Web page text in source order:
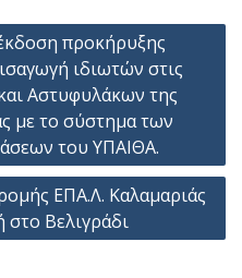
προκήρυξης
ιδιωτών στις
Αστυφυλάκων της
με το σύστημα των
του ΥΠΑΙΘΑ.
ΕΠΑ.Λ. Καλαμαριάς
στο Βελιγράδι